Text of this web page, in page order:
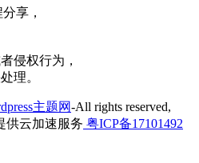
享，
侵权行为，
理。
主题网-All rights reserved,
供云加速服务 粤ICP备17101492